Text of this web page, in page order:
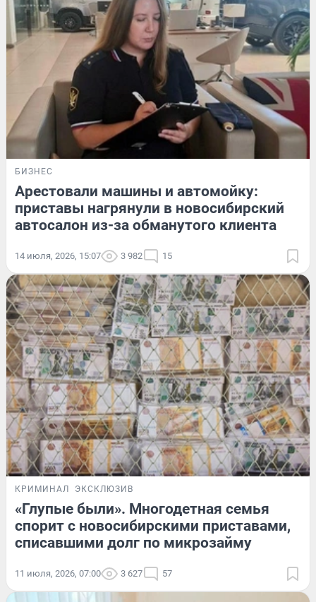
БИЗНЕС
Арестовали машины и автомойку:
приставы нагрянули в новосибирский
автосалон из-за обманутого клиента
14 июля, 2026, 15:07 3 982 15
КРИМИНАЛ ЭКСКЛЮЗИВ
«Глупые были». Многодетная семья
спорит с новосибирскими приставами,
списавшими долг по микрозайму
11 июля, 2026, 07:00 3 627 57